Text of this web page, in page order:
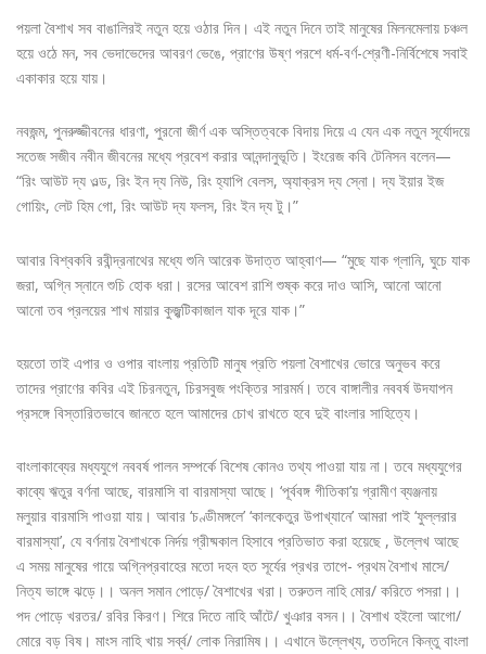
পয়লা বৈশাখ সব বাঙালিরই নতুন হয়ে ওঠার দিন। এই নতুন দিনে তাই মানুষের মিলনমেলায় চঞ্চল
হয়ে ওঠে মন, সব ভেদাভেদের আবরণ ভেঙে, প্রাণের উষ্ণ পরশে ধর্ম-বর্ণ-শ্রেণী-নির্বিশেষে সবাই
একাকার হয়ে যায়।
নবজন্ম, পুনরুজ্জীবনের ধারণা, পুরনো জীর্ণ এক অস্তিত্বকে বিদায় দিয়ে এ যেন এক নতুন সূর্যোদয়ে
সতেজ সজীব নবীন জীবনের মধ্যে প্রবেশ করার আনন্দানুভূতি। ইংরেজ কবি টেনিসন বলেন—
“রিং আউট দ্য ওল্ড, রিং ইন দ্য নিউ, রিং হ্যাপি বেলস, অ্যাক্রস দ্য স্নো। দ্য ইয়ার ইজ
গোয়িং, লেট হিম গো, রিং আউট দ্য ফলস, রিং ইন দ্য টু।”
আবার বিশ্বকবি রবীন্দ্রনাথের মধ্যে শুনি আরেক উদাত্ত আহ্বাণ— “মুছে যাক গ্লানি, ঘুচে যাক
জরা, অগ্নি স্নানে শুচি হোক ধরা। রসের আবেশ রাশি শুষ্ক করে দাও আসি, আনো আনো
আনো তব প্রলয়ের শাখ মায়ার কুজ্ঝটিকাজাল যাক দূরে যাক।”
হয়তো তাই এপার ও ওপার বাংলায় প্রতিটি মানুষ প্রতি পয়লা বৈশাখের ভোরে অনুভব করে
তাদের প্রাণের কবির এই চিরনতুন, চিরসবুজ পংক্তির সারমর্ম। তবে বাঙ্গালীর নববর্ষ উদযাপন
প্রসঙ্গে বিস্তারিতভাবে জানতে হলে আমাদের চোখ রাখতে হবে দুই বাংলার সাহিত্যে।
বাংলাকাব্যের মধ্যযুগে নববর্ষ পালন সম্পর্কে বিশেষ কোনও তথ্য পাওয়া যায় না। তবে মধ্যযুগের
কাব্যে ঋতুর বর্ণনা আছে, বারমাসি বা বারমাস্যা আছে। ‘পূর্ববঙ্গ গীতিকা’য় গ্রামীণ ব্যঞ্জনায়
মলুয়ার বারমাসি পাওয়া যায়। আবার ‘চণ্ডীমঙ্গলে’ ‘কালকেতুর উপাখ্যানে’ আমরা পাই ‘ফুল্লরার
বারমাস্যা’, যে বর্ণনায় বৈশাখকে নির্দয় গ্রীষ্মকাল হিসাবে প্রতিভাত করা হয়েছে , উল্লেখ আছে
এ সময় মানুষের গায়ে অগ্নিপ্রবাহের মতো দহন হত সূর্যের প্রখর তাপে- প্রথম বৈশাখ মাসে/
নিত্য ভাঙ্গে ঝড়ে।। অনল সমান পোড়ে/ বৈশাখের খরা। তরুতল নাহি মোর/ করিতে পসরা।।
পদ পোড়ে খরতর/ রবির কিরণ। শিরে দিতে নাহি আঁটে/ খুঞার বসন।। বৈশাখ হইলো আগো/
মোরে বড় বিষ। মাংস নাহি খায় সর্ব্ব/ লোক নিরামিষ।। এখানে উল্লেখ্য, ততদিনে কিন্তু বাংলা